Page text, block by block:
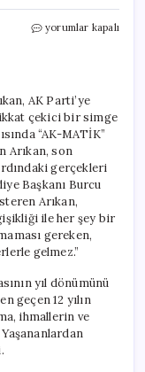
Mahmut
Sert
Tepki:
“Her
Şey
‘AK-
MATİK’
ile
Tertemiz
Oluyor”
için
yorumlar kapalı
AK Parti’ye
çekici bir simge
“AK-MATİK”
Arıkan, son
gerçekleri
Başkanı Burcu
Arıkan,
ile her şey bir
gereken,
gelmez.”
yıl dönümünü
geçen 12 yılın
ihmallerin ve